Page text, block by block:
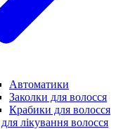
Автоматики
Заколки для волосся
Крабики для волосся
лікування волосся